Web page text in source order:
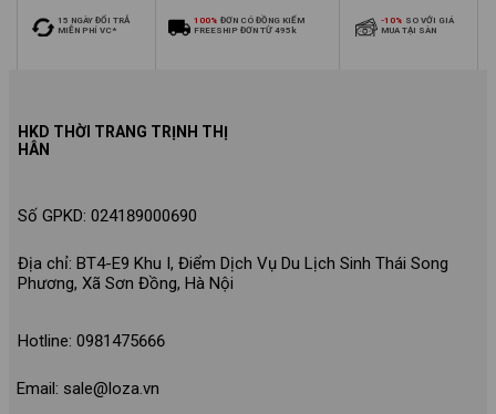
15 NGÀY ĐỔI TRẢ
MIỄN PHÍ VC*
100% ĐƠN CÓ ĐỒNG KIỂM
FREESHIP ĐƠN TỪ 495k
-10% SO VỚI GIÁ
MUA TẠI SÀN
HKD THỜI TRANG TRỊNH THỊ
HÂN
Số GPKD: 024189000690
Địa chỉ: BT4-E9 Khu I, Điểm Dịch Vụ Du Lịch Sinh Thái Song
Phương, Xã Sơn Đồng, Hà Nội
Hotline: 0981475666
Email: sale@loza.vn